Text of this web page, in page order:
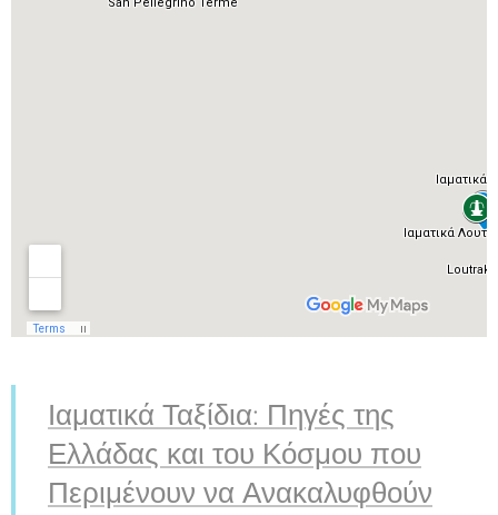
Ιαματικά Ταξίδια: Πηγές της
Ελλάδας και του Κόσμου που
Περιμένουν να Ανακαλυφθούν